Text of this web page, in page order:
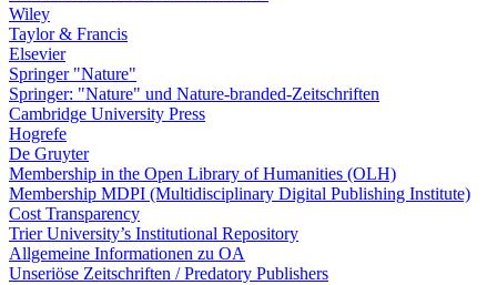
Wiley
Taylor & Francis
Elsevier
Springer "Nature"
Springer: "Nature" und Nature-branded-Zeitschriften
Cambridge University Press
Hogrefe
De Gruyter
Membership in the Open Library of Humanities (OLH)
Membership MDPI (Multidisciplinary Digital Publishing Institute)
Cost Transparency
Trier University’s Institutional Repository
Allgemeine Informationen zu OA
Unseriöse Zeitschriften / Predatory Publishers